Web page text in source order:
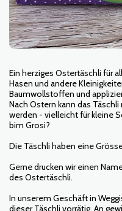
Ein herziges Ostertäschli für
Hasen und andere
Baumwollstoffen und
Nach Ostern kann das
werden - vielleicht für kleine
bim Grosi?
Die Täschli haben eine
Gerne drucken wir einen
des Ostertäschli.
In unserem Geschäft in
dieser Täschli vorrätig. An